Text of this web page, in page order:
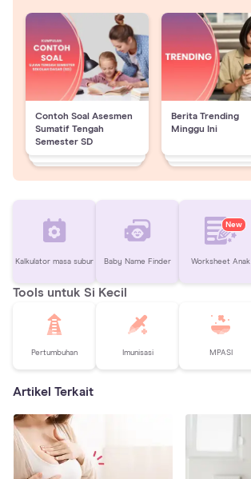
Contoh Soal Asesmen
Sumatif Tengah
Semester SD
Berita Trending
Minggu Ini
Kalkulator masa subur Baby Name Finder
New
Worksheet Anak
Tools untuk Si Kecil
Pertumbuhan Imunisasi MPASI
Artikel Terkait